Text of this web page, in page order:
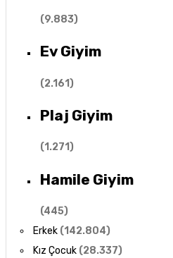
(9.883)
Ev Giyim
(2.161)
Plaj Giyim
(1.271)
Hamile Giyim
(445)
Erkek (142.804)
Kız Çocuk (28.337)